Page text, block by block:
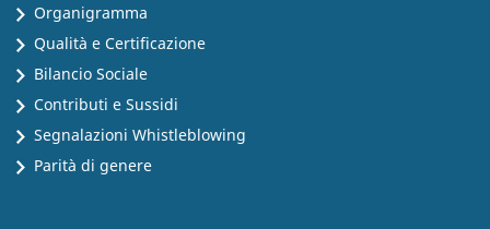
Organigramma
Qualità e Certificazione
Bilancio Sociale
Contributi e Sussidi
Segnalazioni Whistleblowing
Parità di genere